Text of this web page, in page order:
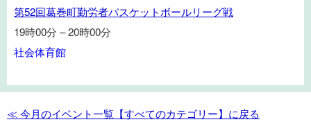
場、
親
ス
ー
ツ
第
葛
町
勤
第52回葛巻町勤労者バスケットボールリーグ戦
19時00分 –20時00分
社会体育館
≪ 今月のイベント一覧【すべてのカテゴリー】に戻る